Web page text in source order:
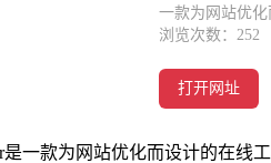
一款为网站优
浏览次数： 252
打开网址
是一款为网站优化而设计的在线